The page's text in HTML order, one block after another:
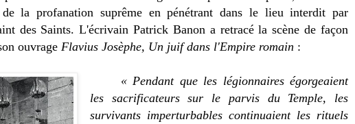
la profanation suprême en pénétrant dans le lieu interdit par
des Saints. L'écrivain Patrick Banon a retracé la scène de façon
ouvrage Flavius Josèphe, Un juif dans l'Empire romain :
« Pendant que les légionnaires égorgeaient
les sacrificateurs sur le parvis du Temple, les
survivants imperturbables continuaient les rituels